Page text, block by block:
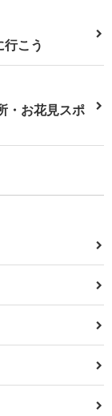
こう
・お花見スポ